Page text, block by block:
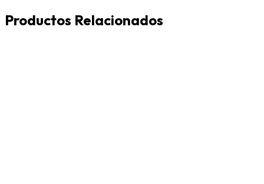
Productos Relacionados